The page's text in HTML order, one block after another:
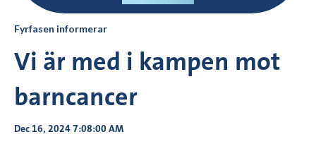
Fyrfasen informerar
Vi är med i kampen mot
barncancer
Dec 16, 2024 7:08:00 AM